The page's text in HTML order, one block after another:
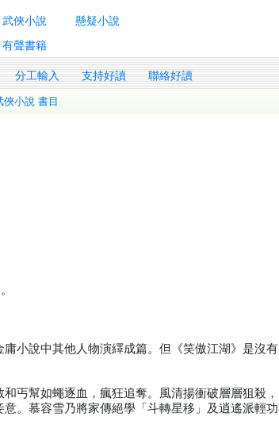
武俠小說
懸疑小說
有聲書籍
分工輸入 支持好讀 聯絡好讀
俠小說 書目
小說中其他人物演繹成篇。但《笑傲江湖》是沒有
丐幫如蠅逐血，瘋狂追奪。風清揚衝破層層狙殺，
。慕容雪乃將家傳絕學「斗轉星移」及逍遙派輕功